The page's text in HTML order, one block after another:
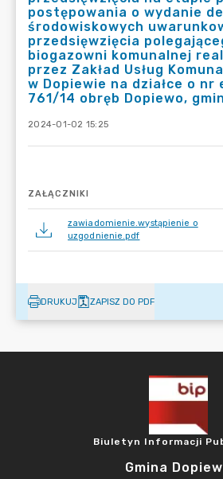
postępowania o wydanie
środowiskowych
przedsięwzięcia
biogazowni komunalnej
przez Zakład Usług
w Dopiewie na działce o nr
761/14 obręb Dopiewo,
2024-01-02 15:25
ZAŁĄCZNIKI
zawiadomienie.wystąpienie o
uzgodnienie.pdf
DRUKUJ ZAPISZ DO PDF
Biuletyn Informacji
Gmina